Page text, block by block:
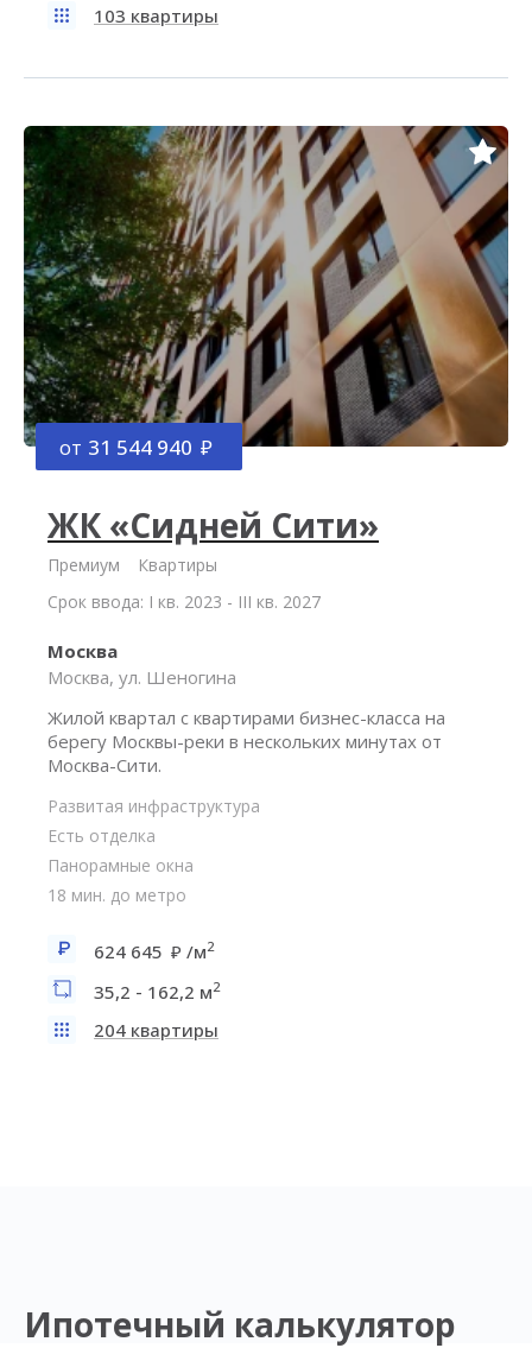
103 квартиры
от 31 544 940
ЖК «Сидней Сити»
Премиум
Квартиры
Срок ввода: I кв. 2023 - III кв. 2027
Москва
Москва, ул. Шеногина
Жилой квартал с квартирами бизнес-класса на
берегу Москвы-реки в нескольких минутах от
Москва-Сити.
Развитая инфраструктура
Есть отделка
Панорамные окна
18 мин. до метро
624 645 /м2
35,2 - 162,2 м2
204 квартиры
Ипотечный калькулятор